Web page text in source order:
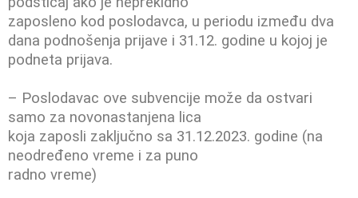
zaposleno kod poslodavca, u periodu između dva
dana podnošenja prijave i 31.12. godine u kojoj je
podneta prijava.
– Poslodavac ove subvencije može da ostvari
samo za novonastanjena lica
koja zaposli zaključno sa 31.12.2023. godine (na
neodređeno vreme i za puno
radno vreme)